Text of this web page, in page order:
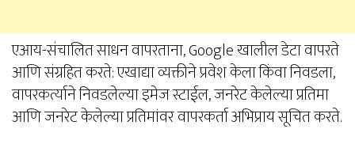
एआय-संचालित साधन वापरताना, Google खालील डेटा वापरते
आणि संग्रहित करते: एखाद्या व्यक्तीने प्रवेश केला किंवा निवडला,
वापरकर्त्याने निवडलेल्या इमेज स्टाईल, जनरेट केलेल्या प्रतिमा
आणि जनरेट केलेल्या प्रतिमांवर वापरकर्ता अभिप्राय सूचित करते.